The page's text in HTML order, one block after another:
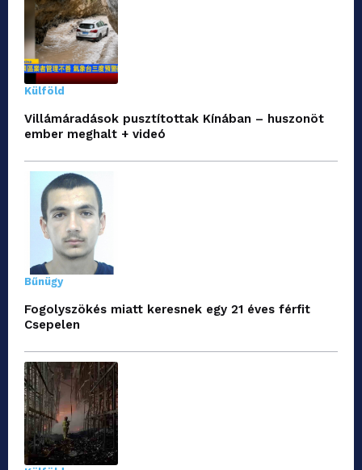
Külföld
Villámáradások pusztítottak Kínában – huszonöt
ember meghalt + videó
Bűnügy
Fogolyszökés miatt keresnek egy 21 éves férfit
Csepelen